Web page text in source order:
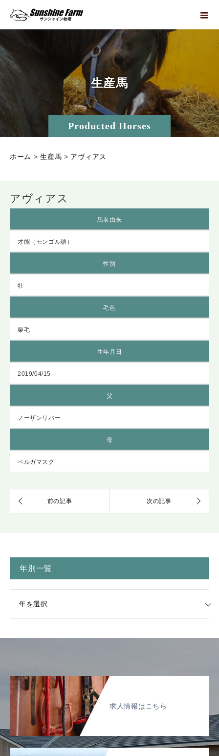
Producted Horses
生産馬
ホーム >生産馬 > アヴィアス
アヴィアス
馬名由来
才能（モンゴル語）
性別
牡
毛色
栗毛
生年月日
2019/04/15
父
ノーザンリバー
母
ベルガマスク
年別一覧
求人情報はこちら